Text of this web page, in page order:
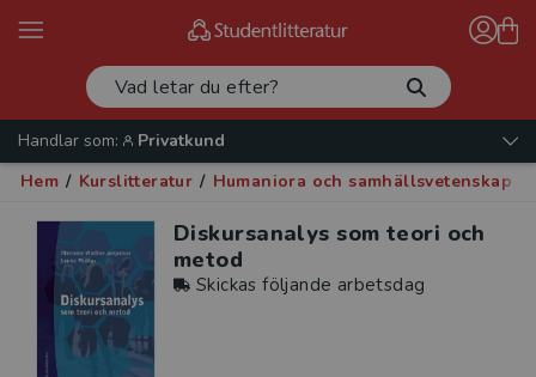
Handlar som:
Privatkund
Hem / Kurslitteratur / Humaniora och samhällsvetenskap
Diskursanalys som teori och
metod
Skickas följande arbetsdag